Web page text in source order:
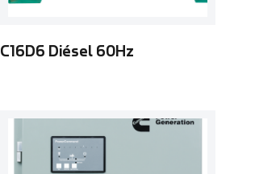
C16D6 Diésel 60Hz